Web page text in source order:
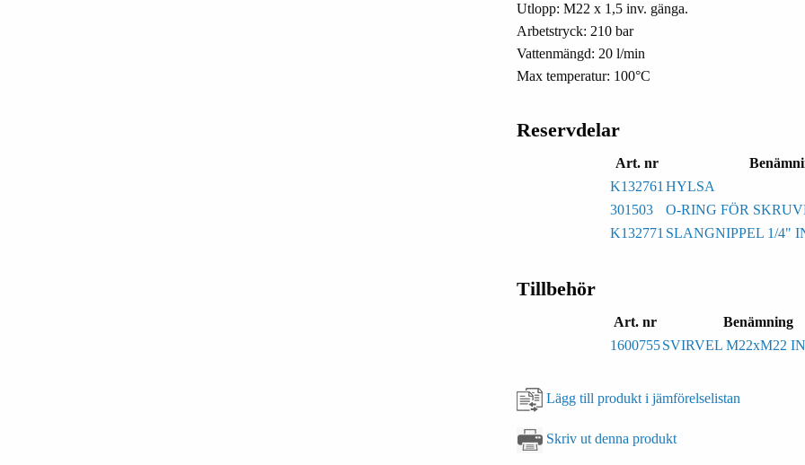
Utlopp: M22 x 1,5 inv. gänga.
Arbetstryck: 210 bar
Vattenmängd: 20 l/min
Max temperatur: 100°C
Reservdelar
Art. nr
K132761HYLSA
301503
O-RING FÖR
K132771 SLANGNIPPEL 1/4"
Tillbehör
Art. nr
Benämning
1600755SVIRVEL M22xM22
Lägg till produkt i jämförelselistan
Skriv ut denna produkt